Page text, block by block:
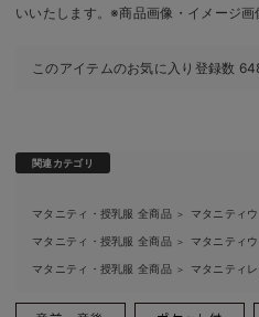
いいたします。 ※商品画像・イメージ画
このアイテムのお気に入り登録数
関連カテゴリ
マタニティ・授乳服 全商品 ＞ マタニティ
マタニティ・授乳服 全商品 ＞ マタニティ
マタニティ・授乳服 全商品 ＞ マタニティ